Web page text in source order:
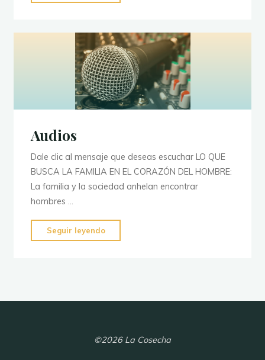
disfrazados
pastores."
Audios
Dale clic al mensaje que deseas escuchar LO QUE
BUSCA LA FAMILIA EN EL CORAZÓN DEL HOMBRE:
La familia y la sociedad anhelan encontrar
hombres …
Seguir leyendo
©2026 La Cosecha